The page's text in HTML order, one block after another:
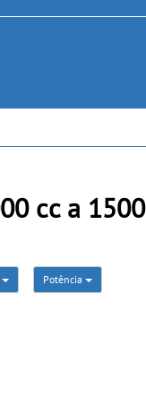
cc a 1500
Potência